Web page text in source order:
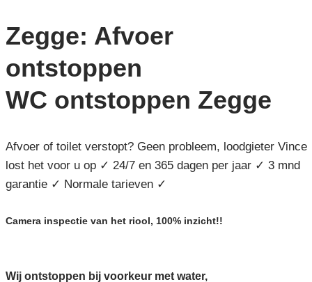
Zegge: Afvoer
ontstoppen
WC ontstoppen Zegge
Afvoer of toilet verstopt? Geen probleem, loodgieter Vince
lost het voor u op ✓ 24/7 en 365 dagen per jaar ✓ 3 mnd
garantie ✓ Normale tarieven ✓
Camera inspectie van het riool, 100% inzicht!!
Wij ontstoppen bij voorkeur met water,